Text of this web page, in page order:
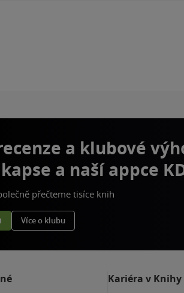
a klubové
a naší appce
přečteme tisíce knih
Více o klubu
Kariéra v